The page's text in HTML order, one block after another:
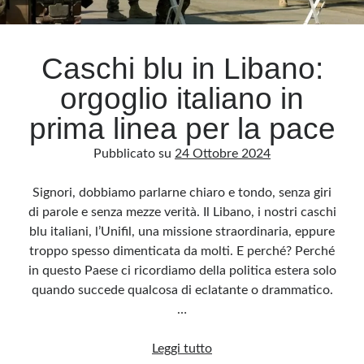
Archivio
Archivi
Categorie
Questo blog non rappresenta una testata giornalistica, in quanto viene aggiornato
senza alcuna periodicità. Non può pertanto considerarsi un prodotto editoriale ai
sensi della legge n· 62 del 7.03.2001. L’autore non è responsabile di quanto
pubblicato dai lettori nei commenti ai vari post. Saranno comunque cancellati quelli
ritenuti offensivi o lesivi dell’immagine o dell’onorabilità di terzi, di genere spam,
razzisti o che contengano dati personali non conformi al rispetto delle norme sulla
privacy. Alcune immagini inserite in questo blog sono tratte da Internet e, pertanto,
Caschi blu in Libano:
orgoglio italiano in
prima linea per la pace
Pubblicato su 24 Ottobre 2024
Signori, dobbiamo parlarne chiaro e tondo, senza giri
di parole e senza mezze verità. Il Libano, i nostri caschi
blu italiani, l’Unifil, una missione straordinaria, eppure
troppo spesso dimenticata da molti. E perché? Perché
in questo Paese ci ricordiamo della politica estera solo
quando succede qualcosa di eclatante o drammatico.
…
Leggi tuttoCaschi